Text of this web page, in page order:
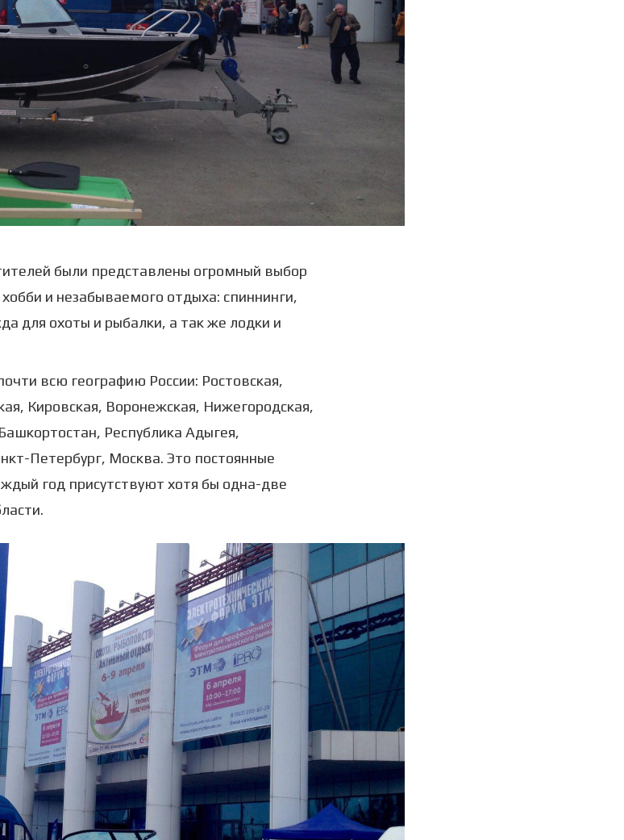
были представлены огромный выбор
и незабываемого отдыха: спиннинги,
для охоты и рыбалки, а так же лодки и
всю географию России: Ростовская,
Кировская, Воронежская, Нижегородская,
Республика Адыгея,
Петербург, Москва. Это постоянные
год присутствуют хотя бы одна-две